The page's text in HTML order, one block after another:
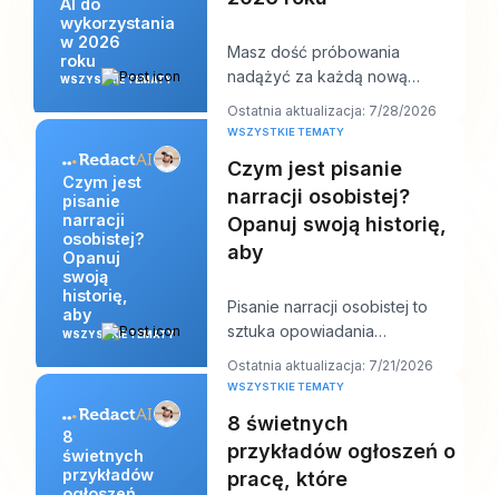
wykorzystania
w 2026
roku
WSZYSTKIE TEMATY
Masz dość próbowania
nadążyć za każdą nową
premierą AI, a jednocześnie
musisz do południa wrzucić na
Ostatnia aktualizacja: 7/28/2026
Czym jest
pisanie
narracji
osobistej?
Opanuj
swoją
historię,
aby
WSZYSTKIE TEMATY
WSZYSTKIE TEMATY
Czym jest pisanie
narracji osobistej?
Opanuj swoją historię,
aby
Pisanie narracji osobistej to
sztuka opowiadania
prawdziwej historii z własnego
życia tak, aby ujawn
Ostatnia aktualizacja: 7/21/2026
8
świetnych
przykładów
WSZYSTKIE TEMATY
8 świetnych
przykładów ogłoszeń o
pracę, które